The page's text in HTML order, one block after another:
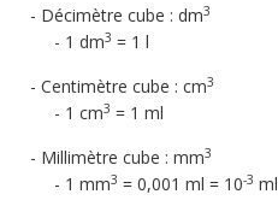
Décimètre cube : dm3
1 dm3 = 1 l
Centimètre cube : cm3
1 cm3 = 1 ml
Millimètre cube : mm3
1 mm3 = 0,001 ml = 10-3 ml